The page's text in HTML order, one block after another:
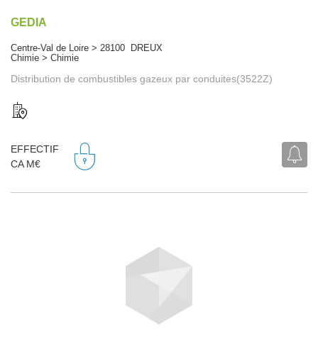
GEDIA
Centre-Val de Loire > 28100 DREUX
Chimie > Chimie
Distribution de combustibles gazeux par conduites(3522Z)
EFFECTIF
CA M€